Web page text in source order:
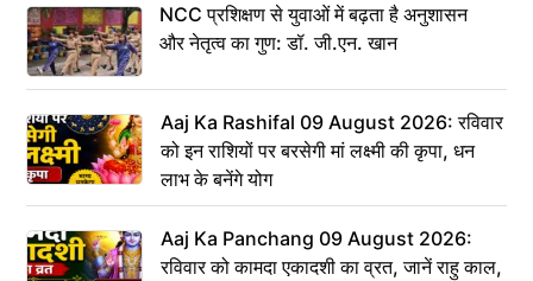
NCC प्रशिक्षण से युवाओं में बढ़ता है अनुशासन
और नेतृत्व का गुण: डॉ. जी.एन. खान
Aaj Ka Rashifal 09 August 2026: रविवार
को इन राशियों पर बरसेगी मां लक्ष्मी की कृपा, धन
लाभ के बनेंगे योग
Aaj Ka Panchang 09 August 2026:
रविवार को कामदा एकादशी का व्रत, जानें राहु काल,